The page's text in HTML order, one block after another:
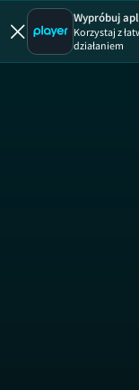
Wypróbuj
Korzystaj z
działaniem